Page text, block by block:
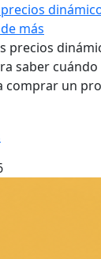
más
precios
saber
comprar un